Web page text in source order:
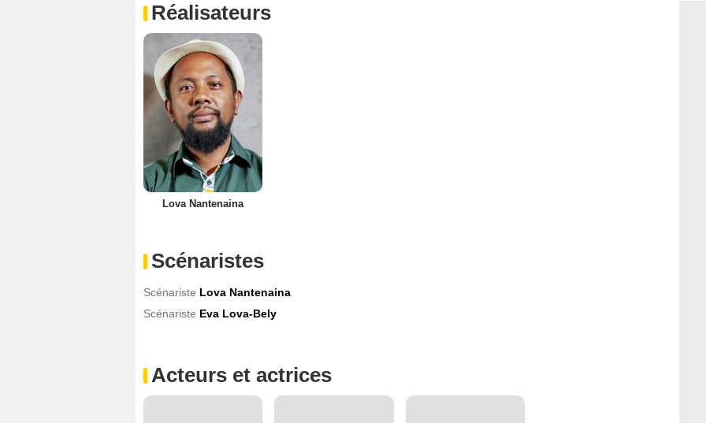
Réalisateurs
Lova Nantenaina
Scénaristes
Scénariste Lova Nantenaina
Scénariste Eva Lova-Bely
Acteurs et actrices